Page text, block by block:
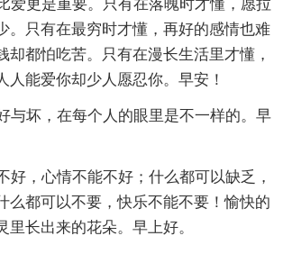
爱更是重要。只有在落魄时才懂，愿拉
。只有在最穷时才懂，再好的感情也难
却都怕吃苦。只有在漫长生活里才懂，
人能爱你却少人愿忍你。早安！
与坏，在每个人的眼里是不一样的。早
好，心情不能不好；什么都可以缺乏，
么都可以不要，快乐不能不要！愉快的
里长出来的花朵。早上好。